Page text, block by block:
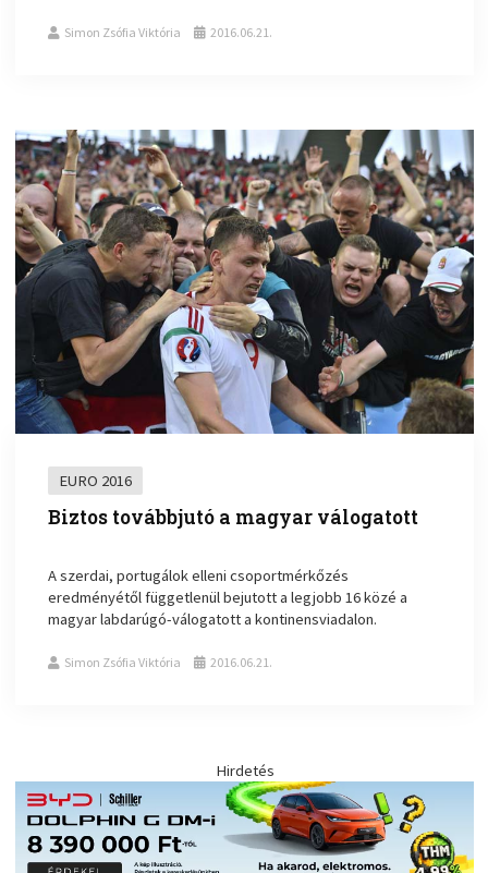
Simon Zsófia Viktória 2016.06.21.
EURO 2016
Biztos továbbjutó a magyar válogatott
A szerdai, portugálok elleni csoportmérkőzés
eredményétől függetlenül bejutott a legjobb 16 közé a
magyar labdarúgó-válogatott a kontinensviadalon.
Simon Zsófia Viktória 2016.06.21.
Hirdetés